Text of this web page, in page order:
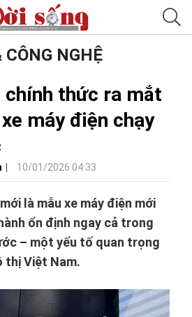
CÔNG NGHỆ
chính thức ra mắt
máy điện chạy
10/01/2026 04:33
là mẫu xe máy điện mới
ổn định ngay cả trong
– một yếu tố quan trọng
thị Việt Nam.